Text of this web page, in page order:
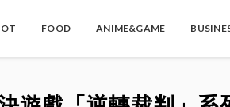
FOOD ANIME&GAME